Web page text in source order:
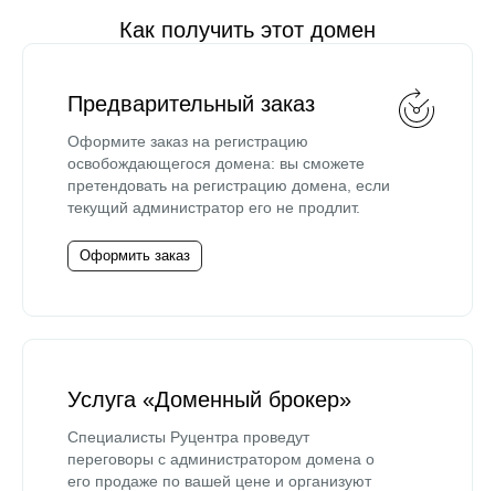
Как получить этот домен
Предварительный заказ
Оформите заказ на регистрацию
освобождающегося домена: вы сможете
претендовать на регистрацию домена, если
текущий администратор его не продлит.
Оформить заказ
Услуга «Доменный брокер»
Специалисты Руцентра проведут
переговоры с администратором домена о
его продаже по вашей цене и организуют